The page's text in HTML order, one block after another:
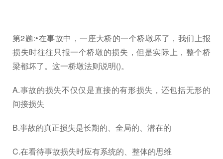
第2题:•在事故中，一座大桥的一个桥墩坏了，我们上报
损失时往往只报一个桥墩的损失，但是实际上，整个桥
梁都坏了。这一桥墩法则说明()。
A.事故的损失不仅仅是直接的有形损失，还包括无形的
间接损失
B.事故的真正损失是长期的、全局的、潜在的
C.在看待事故损失时应有系统的、整体的思维